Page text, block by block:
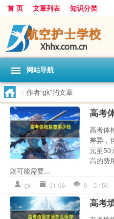
首 页 文章列表 知识分类
网站导航
> 作者“gk”的文章
高考
高考体
差异，
元至50
高的费
则可能需要...
gk 01-06 0 150
高考